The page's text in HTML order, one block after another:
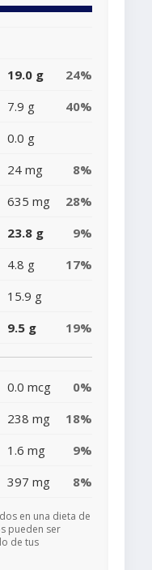
19.0 g
24%
7.9 g
40%
0.0 g
24 mg
8%
635 mg
28%
23.8 g
9%
4.8 g
17%
15.9 g
9.5 g 19%
0.0 mcg
0%
238 mg
18%
1.6 mg
9%
397 mg 8%
en una dieta de
pueden ser
de tus